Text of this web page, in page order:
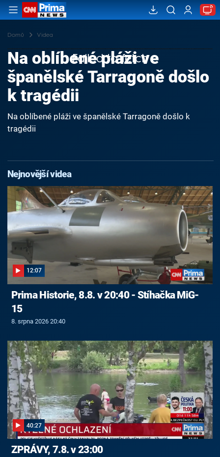
Domů Videa
Failed to fetch
Na oblíbené pláži ve
španělské Tarragoně došlo
k tragédii
Na oblíbené pláži ve španělské Tarragoně došlo k
tragédii
Nejnovější videa
12:07
Prima Historie, 8.8. v 20:40 - Stíhačka MiG-
15
8. srpna 2026 20:40
40:27
ZPRÁVY, 7.8. v 23:00